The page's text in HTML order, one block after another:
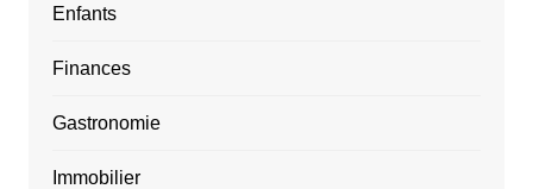
Enfants
Finances
Gastronomie
Immobilier